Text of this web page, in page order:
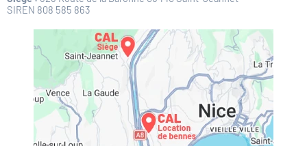
SIREN 808 585 863